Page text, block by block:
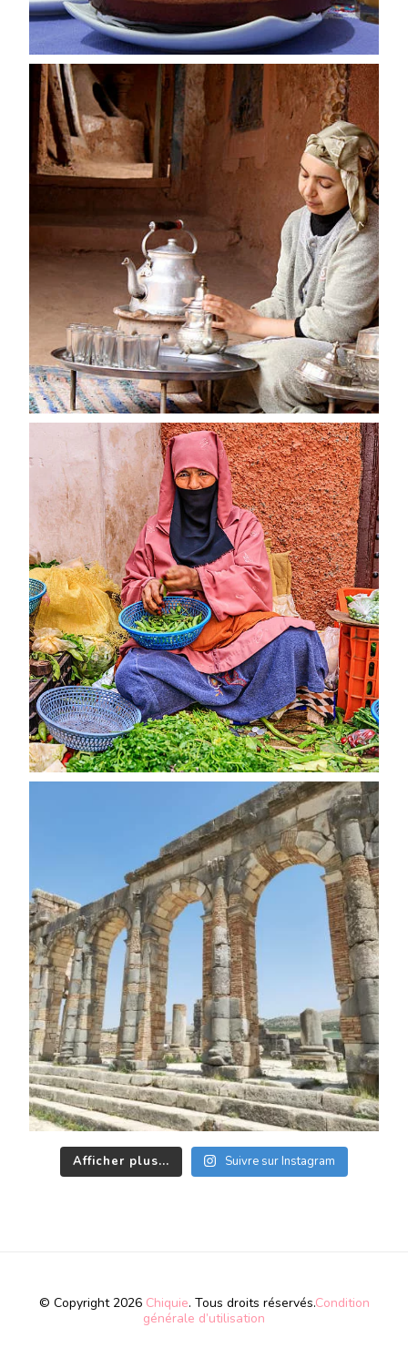
Afficher plus... Suivre sur Instagram
© Copyright 2026 Chiquie. Tous droits réservés.Condition
générale d’utilisation